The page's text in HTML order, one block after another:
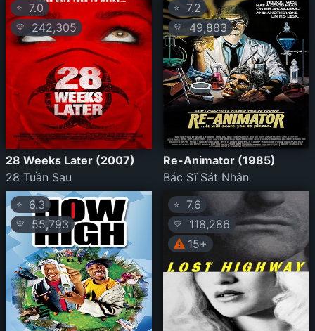
⭐ 7.0
💛 242,305
28 Weeks Later (2007)
28 Tuần Sau
⭐ 7.2
💛 49,883
Re-Animator (1985)
Bác Sĩ Sát Nhân
⭐ 6.3
💛 55,793
⭐ 7.6
💛
118,286
15+